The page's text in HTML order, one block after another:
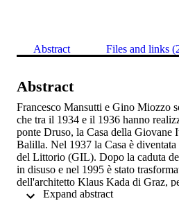
Abstract Files and links
Abstract
Francesco Mansutti e Gino Miozzo
che tra il 1934 e il 1936 hanno
ponte Druso, la Casa della Giovane
Balilla. Nel 1937 la Casa è
del Littorio (GIL). Dopo la caduta
in disuso e nel 1995 è stato
dell'architetto Klaus Kada di Graz,
di ricerca Eurac Research.